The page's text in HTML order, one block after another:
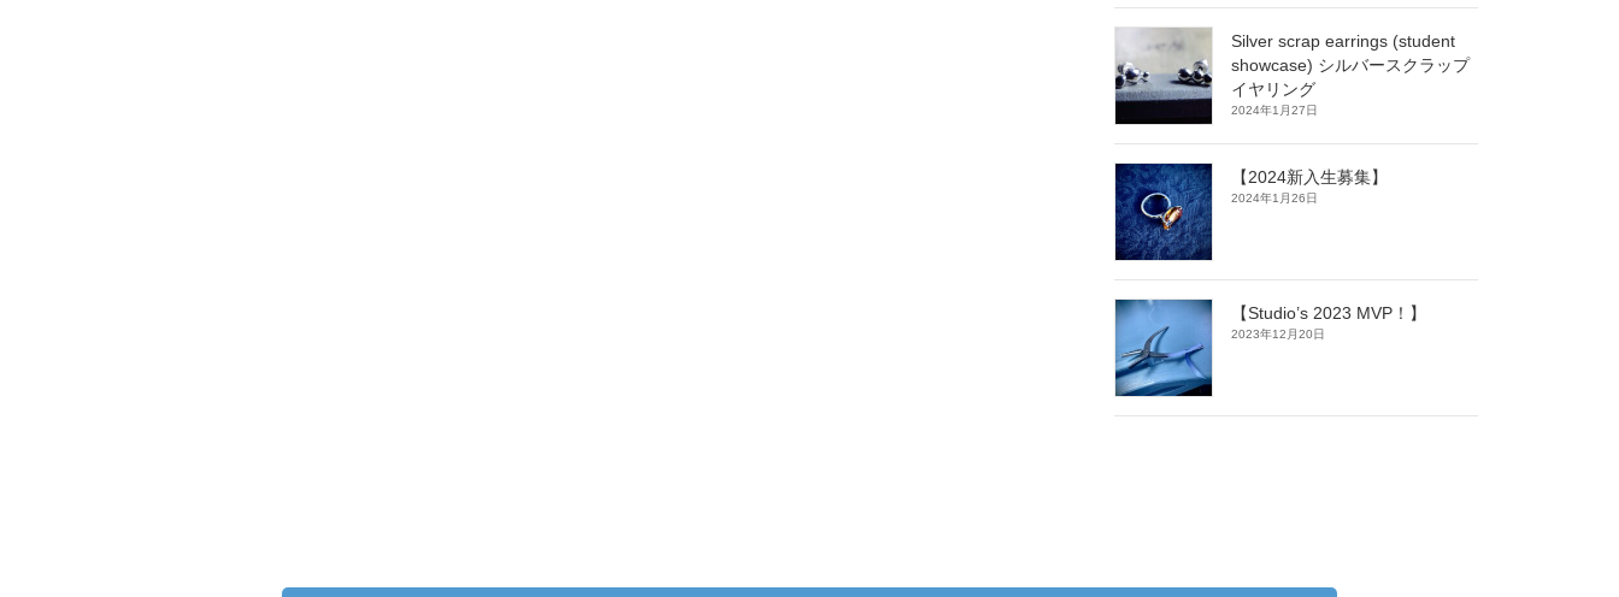
Silver scrap earrings (student
showcase) シルバースクラップ
イヤリング
2024年1月27日
【2024新入生募集】
2024年1月26日
【Studio’s 2023 MVP！】
2023年12月20日